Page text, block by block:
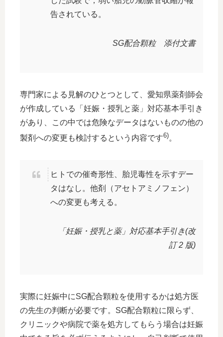
告されている。
SG配合顆粒 添付文書
専門家による見解のひとつとして、愛知県薬剤師会
が作成している「妊娠・授乳と薬」対応基本手引き
があり、この中では危険なデータはないものの他の
製剤への変更も検討するという内容です6)。
ヒトでの催奇形性、胎児毒性を示すデー
タはなし。他剤（アセトアミノフェン）
への変更も考える。
「妊娠・授乳と薬」対応基本手引き(改
訂 2 版)
実際に妊娠中にSG配合顆粒を使用するかは処方医
の先生の判断が必要です。SG配合顆粒に限らず、
クリニックや病院で薬を処方してもらう場合は妊娠